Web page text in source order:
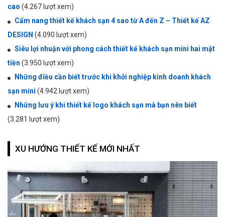
cao (4.267 lượt xem)
Cẩm nang thiết kế khách sạn 4 sao từ A đến Z – Thiết kế AZ
DESIGN (4.090 lượt xem)
Siêu lợi nhuận với phong cách thiết kế khách sạn mini hai mặt
tiền (3.950 lượt xem)
Những điều cần biết trước khi khởi nghiệp kinh doanh khách
sạn mini (4.942 lượt xem)
Những lưu ý khi thiết kế logo khách sạn mà bạn nên biết
(3.281 lượt xem)
XU HƯỚNG THIẾT KẾ MỚI NHẤT